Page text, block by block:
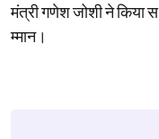
मंत्री गणेश जोशी ने किया स
म्मान।